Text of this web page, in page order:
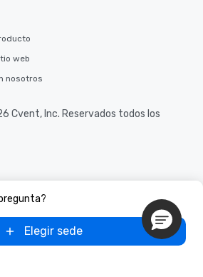
Elegir sede
web
nosotros
Cvent, Inc. Reservados todos los